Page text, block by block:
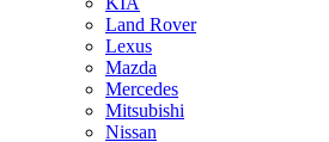
Land Rover
Lexus
Mazda
Mercedes
Mitsubishi
Nissan